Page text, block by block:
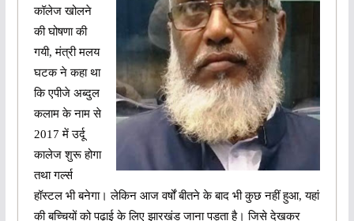
कॉलेज खोलने
की घोषणा की
गयी, मंत्री मलय
घटक ने कहा था
कि एपीजे अब्दुल
कलाम के नाम से
2017 में उर्दू
कालेज शुरू होगा
तथा गर्ल्स
हॉस्टल भी बनेगा। लेकिन आज वर्षों बीतने के बाद भी कुछ नहीं हुआ, यहां
की बच्चियों को पढ़ाई के लिए झारखंड जाना पड़ता है। जिसे देखकर